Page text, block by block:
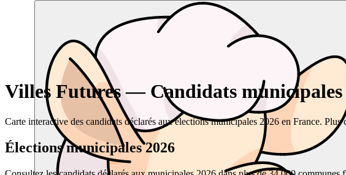
Villes Futures — Candidats
Carte interactive des candidats déclarés aux élections municipales 2026 en France.
Élections municipales 2026